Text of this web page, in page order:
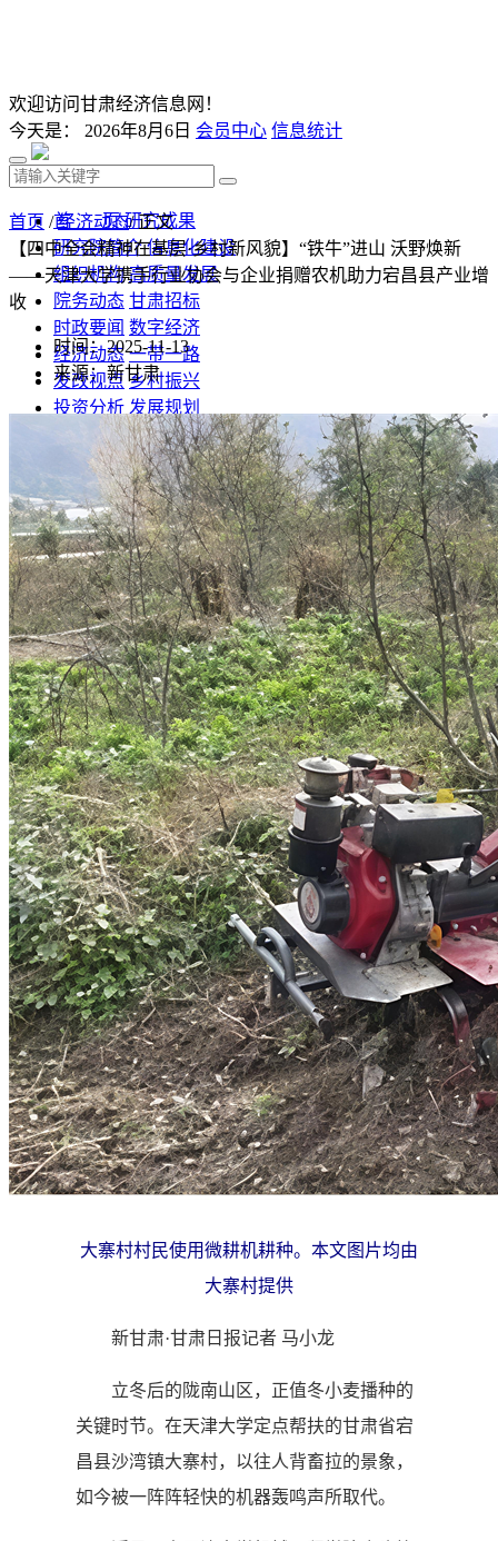
欢迎访问甘肃经济信息网！
今天是： 2026年8月6日 会员中心 信息统计
首 页 研究成果
研究院简介 信息化建设
组织机构 高质量发展
院务动态 甘肃招标
时政要闻 数字经济
经济动态 一带一路
发改视点 乡村振兴
投资分析 发展规划
监测预测 文库下载
首页 /经济动态/ 正文
【四中全会精神在基层·乡村新风貌】“铁牛”进山 沃野焕新
——天津大学携手行业协会与企业捐赠农机助力宕昌县产业增
收
时间：2025-11-13
来源：新甘肃
大寨村村民使用微耕机耕种。本文图片均由
大寨村提供
新甘肃·甘肃日报记者 马小龙
立冬后的陇南山区，正值冬小麦播种的
关键时节。在天津大学定点帮扶的甘肃省宕
昌县沙湾镇大寨村，以往人背畜拉的景象，
如今被一阵阵轻快的机器轰鸣声所取代。